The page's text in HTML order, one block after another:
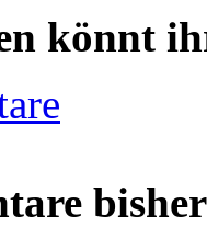
könnt
bisher